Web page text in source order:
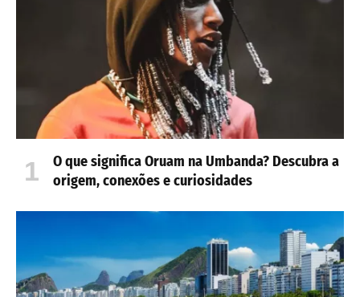
O que significa Oruam na Umbanda? Descubra a
origem, conexões e curiosidades